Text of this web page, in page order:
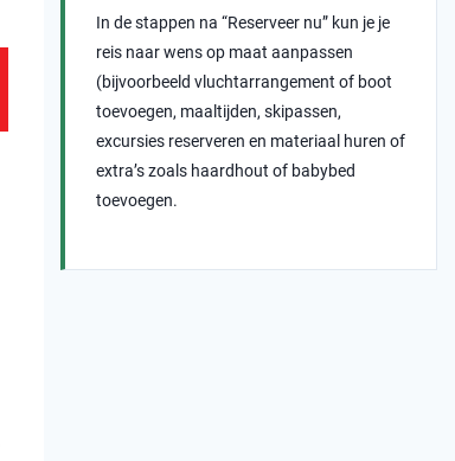
In de stappen na “Reserveer nu” kun je je
reis naar wens op maat aanpassen
(bijvoorbeeld vluchtarrangement of boot
toevoegen, maaltijden, skipassen,
excursies reserveren en materiaal huren of
extra’s zoals haardhout of babybed
toevoegen.